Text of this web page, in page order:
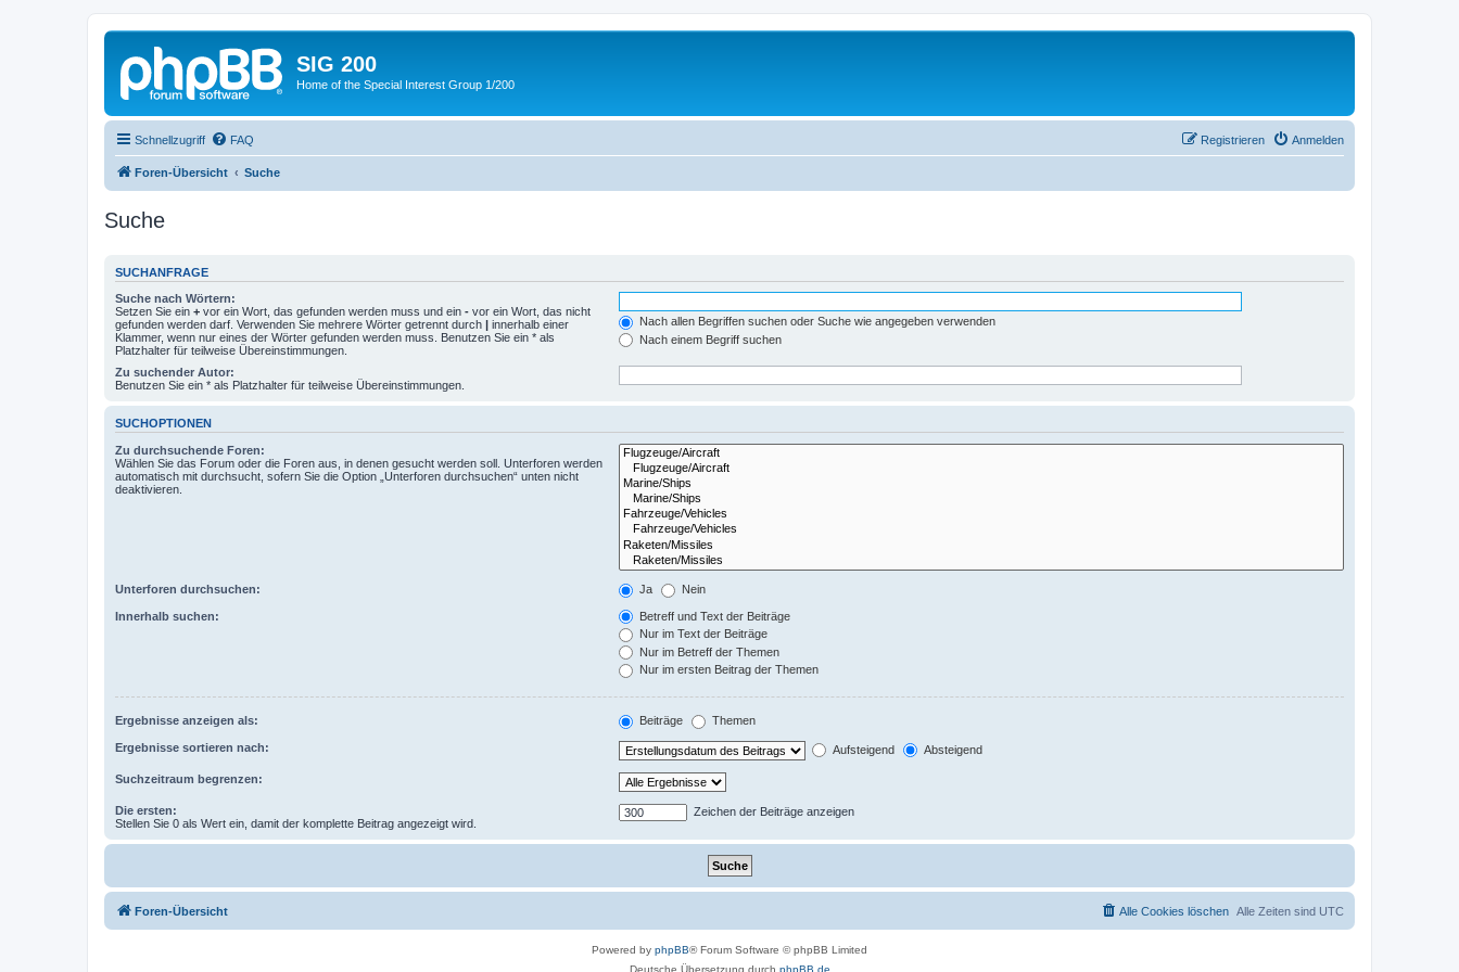
SIG 200
Home of the Special Interest Group 1/200
Schnellzugriff FAQ Anmelden
Registrieren
Foren-Übersicht Suche
Suche
SUCHANFRAGE
Suche nach Wörtern:
Setzen Sie ein + vor ein Wort, das gefunden werden muss und ein - vor ein Wort, das nicht
gefunden werden darf. Verwenden Sie mehrere Wörter getrennt durch | innerhalb einer
Klammer, wenn nur eines der Wörter gefunden werden muss. Benutzen Sie ein * als
Platzhalter für teilweise Übereinstimmungen.
Nach allen Begriffen suchen oder Suche wie angegeben verwenden
Nach einem Begriff suchen
Zu suchender Autor:
Benutzen Sie ein * als Platzhalter für teilweise Übereinstimmungen.
SUCHOPTIONEN
Zu durchsuchende Foren:
Wählen Sie das Forum oder die Foren aus, in denen gesucht werden soll. Unterforen werden
automatisch mit durchsucht, sofern Sie die Option „Unterforen durchsuchen“ unten nicht
deaktivieren.
Unterforen durchsuchen: Ja Nein
Innerhalb suchen:
Betreff und Text der Beiträge
Nur im Text der Beiträge
Nur im Betreff der Themen
Nur im ersten Beitrag der Themen
Ergebnisse anzeigen als: Beiträge Themen
Ergebnisse sortieren nach: Aufsteigend Absteigend
Suchzeitraum begrenzen:
Die ersten:
Stellen Sie 0 als Wert ein, damit der komplette Beitrag angezeigt wird.
Zeichen der Beiträge anzeigen
Foren-Übersicht Alle Zeiten sind UTC
Alle Cookies löschen
Powered by phpBB® Forum Software © phpBB Limited
Deutsche Übersetzung durch phpBB.de